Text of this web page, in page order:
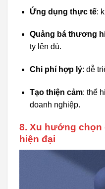
Ứng dụng thực tế:
Quảng bá thương
ty lên dù.
Chi phí hợp lý: dễ
Tạo thiện cảm: thể
doanh nghiệp.
8. Xu hướng
hiện đại